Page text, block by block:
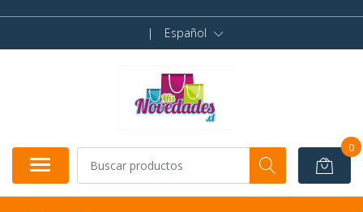
| Español
0